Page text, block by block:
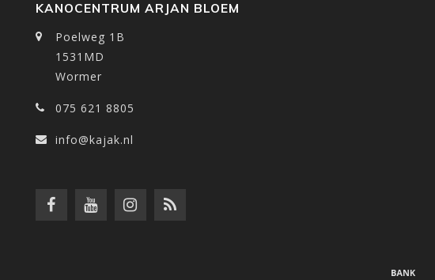
KANOCENTRUM ARJAN BLOEM
Poelweg 1B
1531MD
Wormer
075 621 8805
info@kajak.nl